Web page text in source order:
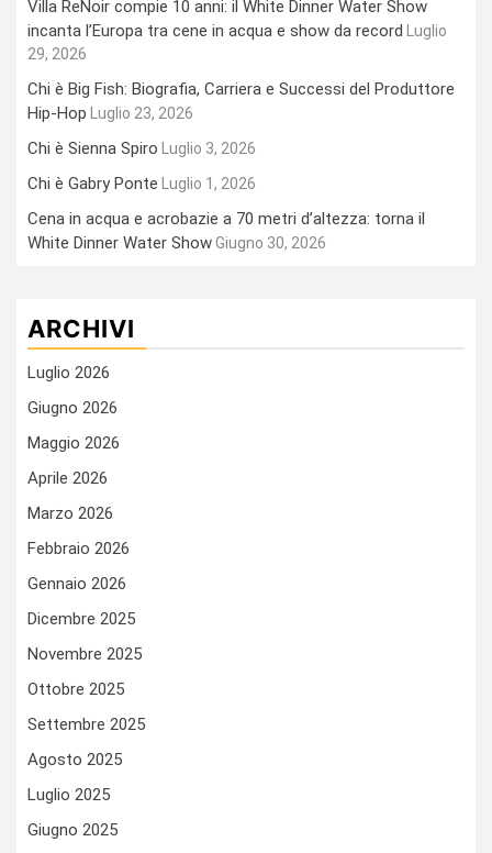
Villa ReNoir compie 10 anni: il White Dinner Water Show
incanta l’Europa tra cene in acqua e show da record
Luglio
29, 2026
Chi è Big Fish: Biografia, Carriera e Successi del Produttore
Hip-Hop
Luglio 23, 2026
Chi è Sienna Spiro Luglio 3, 2026
Chi è Gabry Ponte Luglio 1, 2026
Cena in acqua e acrobazie a 70 metri d’altezza: torna il
White Dinner Water ShowGiugno 30, 2026
ARCHIVI
Luglio 2026
Giugno 2026
Maggio 2026
Aprile 2026
Marzo 2026
Febbraio 2026
Gennaio 2026
Dicembre 2025
Novembre 2025
Ottobre 2025
Settembre 2025
Agosto 2025
Luglio 2025
Giugno 2025